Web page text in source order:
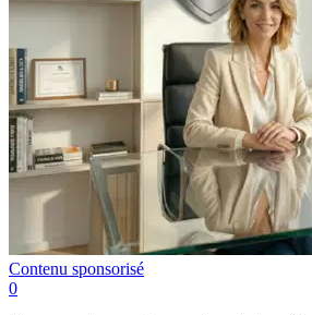
Contenu sponsorisé
0